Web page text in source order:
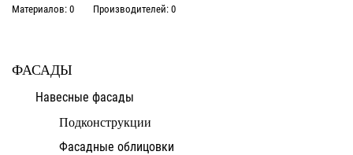
Материалов: 0 Производителей: 0
ФАСАДЫ
Навесные фасады
Подконструкции
Фасадные облицовки